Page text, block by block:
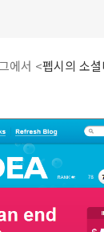
에서 <펩시의 소